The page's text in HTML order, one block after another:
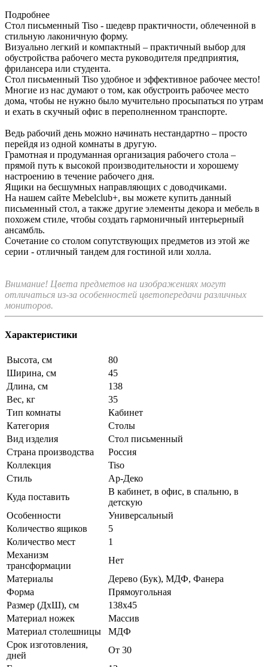
Подробнее
Стол письменный Tiso - шедевр практичности, облеченной в
стильную лаконичную форму.
Визуально легкий и компактный – практичный выбор для
обустройства рабочего места руководителя предприятия,
фрилансера или студента.
Стол письменный Tiso удобное и эффективное рабочее место!
Многие из нас думают о том, как обустроить рабочее место
дома, чтобы не нужно было мучительно просыпаться по утрам
и ехать в скучный офис в переполненном транспорте.
Ведь рабочий день можно начинать нестандартно – просто
перейдя из одной комнаты в другую.
Грамотная и продуманная организация рабочего стола –
прямой путь к высокой производительности и хорошему
настроению в течение рабочего дня.
Ящики на бесшумных направляющих с доводчиками.
На нашем сайте Mebelclub+, вы можете купить данный
письменный стол, а также другие элементы декора и мебель в
похожем стиле, чтобы создать гармоничный интерьерный
ансамбль.
Сочетание со столом сопутствующих предметов из этой же
серии - отличный тандем для гостиной или холла.
Внимание! Цвета предметов на изображениях могут
отличаться из-за особенностей цветопередачи различных
мониторов.
Характеристики
Высота, см
80
Ширина, см
45
Длина, см
138
Вес, кг
35
Тип комнаты
Кабинет
Категория
Столы
Вид изделия
Стол письменный
Страна производства
Россия
Коллекция
Tiso
Стиль
Ар-Деко
Куда поставить
В кабинет, в офис, в спальню, в
детскую
Особенности
Универсальный
Количество ящиков
5
Количество мест
1
Механизм
трансформации
Нет
Материалы
Дерево (Бук), МДФ, Фанера
Форма
Прямоугольная
Размер (ДхШ), см
138х45
Материал ножек
Массив
Материал столешницы
МДФ
Срок изготовления,
дней
От 30